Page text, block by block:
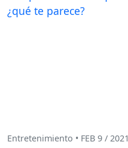
Entretenimiento • FEB 9 / 2021